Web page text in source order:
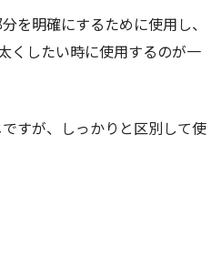
を明確にするために使用し、
くしたい時に使用するのが一
すが、しっかりと区別して使